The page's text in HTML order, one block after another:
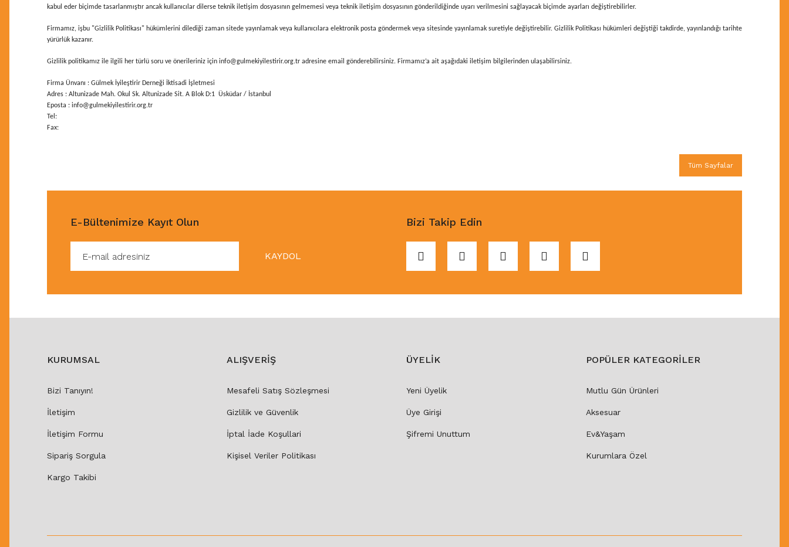
kabul eder biçimde tasarlanmıştır ancak kullanıcılar dilerse teknik iletişim dosyasının gelmemesi veya teknik iletişim dosyasının gönderildiğinde uyarı verilmesini sağlayacak biçimde ayarları değiştirebilirler.
Firmamız, işbu "Gizlilik Politikası" hükümlerini dilediği zaman sitede yayınlamak veya kullanıcılara elektronik posta göndermek veya sitesinde yayınlamak suretiyle değiştirebilir. Gizlilik Politikası hükümleri değiştiği takdirde, yayınlandığı tarihte
yürürlük kazanır.
Gizlilik politikamız ile ilgili her türlü soru ve önerileriniz için info@gulmekiyilestirir.org.tr adresine email gönderebilirsiniz. Firmamız’a ait aşağıdaki iletişim bilgilerinden ulaşabilirsiniz.
Firma Ünvanı : Gülmek İyileştirir Derneği İktisadi İşletmesi
Adres : Altunizade Mah. Okul Sk. Altunizade Sit. A Blok D:1 Üsküdar / İstanbul
Eposta : info@gulmekiyilestirir.org.tr
Tel:
Fax:
Tüm Sayfalar
E-Bültenimize Kayıt Olun
KAYDOL
Bizi Takip Edin
KURUMSAL
Bizi Tanıyın!
İletişim
İletişim Formu
Sipariş Sorgula
Kargo Takibi
ALIŞVERİŞ
Mesafeli Satış Sözleşmesi
Gizlilik ve Güvenlik
İptal İade Koşullari
Kişisel Veriler Politikası
ÜYELİK
Yeni Üyelik
Üye Girişi
Şifremi Unuttum
POPÜLER KATEGORİLER
Mutlu Gün Ürünleri
Aksesuar
Ev&Yaşam
Kurumlara Özel